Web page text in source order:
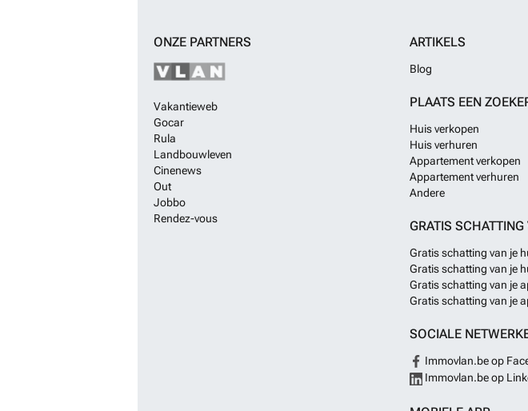
ONZE PARTNERS
Vakantieweb
Gocar
Rula
Landbouwleven
Cinenews
Out
Jobbo
Rendez-vous
ARTIKELS
Blog
PLAATS EEN
Huis verkopen
Huis verhuren
Appartement verkopen
Appartement verhuren
Andere
GRATIS
Gratis schatting van je
Gratis schatting van je
Gratis schatting van je
Gratis schatting van je
SOCIALE
Immovlan.be op
Immovlan.be op